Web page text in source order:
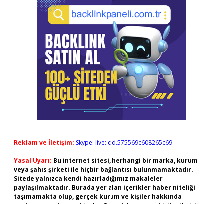
Reklam ve İletişim: Skype: live:.cid.575569c608265c69
Yasal Uyarı: Bu internet sitesi, herhangi bir marka, kurum
veya şahıs şirketi ile hiçbir bağlantısı bulunmamaktadır.
Sitede yalnızca kendi hazırladığımız makaleler
paylaşılmaktadır. Burada yer alan içerikler haber niteliği
taşımamakta olup, gerçek kurum ve kişiler hakkında